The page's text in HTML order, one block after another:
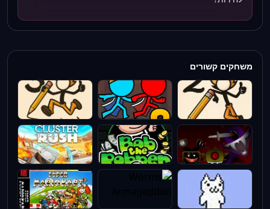
משחקים קשורים